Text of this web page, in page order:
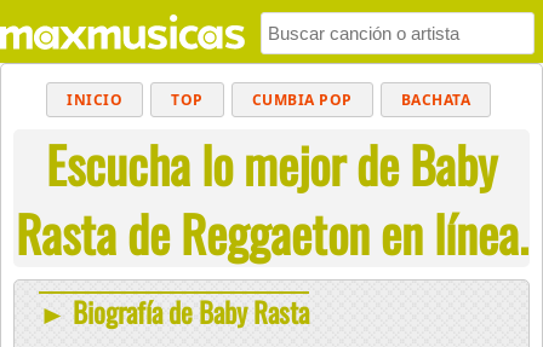
INICIO TOP CUMBIA POP BACHATA
MUSICA CRISTIANA REGGAETON
BALADAS ALTERNATIVO ELECTRÓNICA
CUMBIAS
Escucha lo mejor de Baby
Rasta de Reggaeton en línea.
► Biografía de Baby Rasta